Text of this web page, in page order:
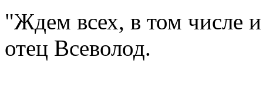
"Ждем всех, в том числе
отец Всеволод.